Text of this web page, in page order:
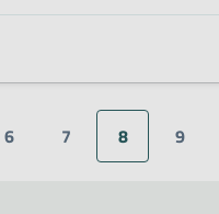
6 7 8 9